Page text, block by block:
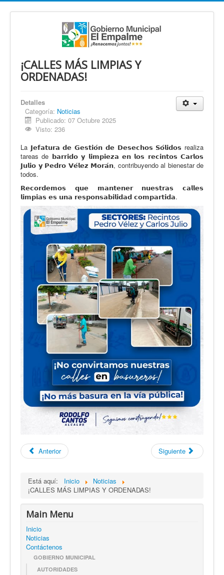
¡CALLES MÁS LIMPIAS Y
ORDENADAS!
Detalles
Categoría: Noticias
Publicado: 07 Octubre 2025
Visto: 236
La 𝗝𝗲𝗳𝗮𝘁𝘂𝗿𝗮 𝗱𝗲 𝗚𝗲𝘀𝘁𝗶𝗼́𝗻 𝗱𝗲 𝗗𝗲𝘀𝗲𝗰𝗵𝗼𝘀 𝗦𝗼́𝗹𝗶𝗱𝗼𝘀 realiza
tareas de 𝗯𝗮𝗿𝗿𝗶𝗱𝗼 𝘆 𝗹𝗶𝗺𝗽𝗶𝗲𝘇𝗮 𝗲𝗻 𝗹𝗼𝘀 𝗿𝗲𝗰𝗶𝗻𝘁𝗼𝘀 𝗖𝗮𝗿𝗹𝗼𝘀
𝗝𝘂𝗹𝗶𝗼 𝘆 𝗣𝗲𝗱𝗿𝗼 𝗩𝗲́𝗹𝗲𝘇 𝗠𝗼𝗿𝗮́𝗻, contribuyendo al bienestar de
todos.
𝗥𝗲𝗰𝗼𝗿𝗱𝗲𝗺𝗼𝘀 𝗾𝘂𝗲 𝗺𝗮𝗻𝘁𝗲𝗻𝗲𝗿 𝗻𝘂𝗲𝘀𝘁𝗿𝗮𝘀 𝗰𝗮𝗹𝗹𝗲𝘀
𝗹𝗶𝗺𝗽𝗶𝗮𝘀 𝗲𝘀 𝘂𝗻𝗮 𝗿𝗲𝘀𝗽𝗼𝗻𝘀𝗮𝗯𝗶𝗹𝗶𝗱𝗮𝗱 𝗰𝗼𝗺𝗽𝗮𝗿𝘁𝗶𝗱𝗮.
Anterior Siguiente
Está aquí: Inicio
Noticias
¡CALLES MÁS LIMPIAS Y ORDENADAS!
Main Menu
Inicio
Noticias
Contáctenos
GOBIERNO MUNICIPAL
AUTORIDADES